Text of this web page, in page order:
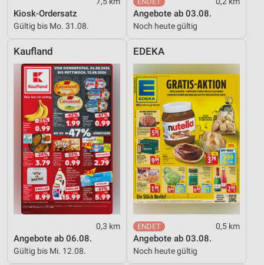
Kiosk-Ordersatz
Gültig bis Mo. 31.08.
Angebote ab 03.08.
Noch heute gültig
Kaufland
0,3 km
Angebote ab 06.08.
Gültig bis Mi. 12.08.
EDEKA
0,5 km
Angebote ab 03.08.
Noch heute gültig